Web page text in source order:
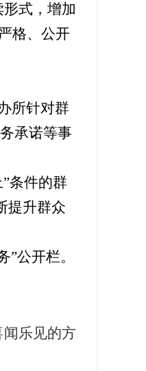
式，增加
格、公开
所针对群
承诺等事
”条件的群
提升群众
”公开栏。
乐见的方